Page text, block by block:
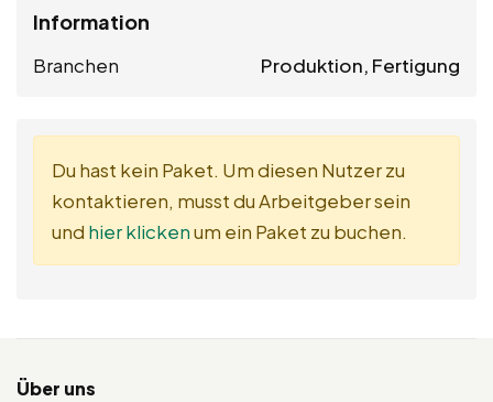
Information
Branchen Produktion, Fertigung
Du hast kein Paket. Um diesen Nutzer zu
kontaktieren, musst du Arbeitgeber sein
und hier klickenum ein Paket zu buchen.
Über uns